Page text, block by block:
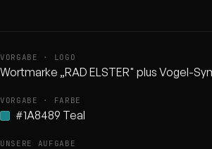
VORGABE · LOGO
Wortmarke „RAD ELSTER" plus Vogel-
VORGABE · FARBE
#1A8489 Teal
UNSERE AUFGABE